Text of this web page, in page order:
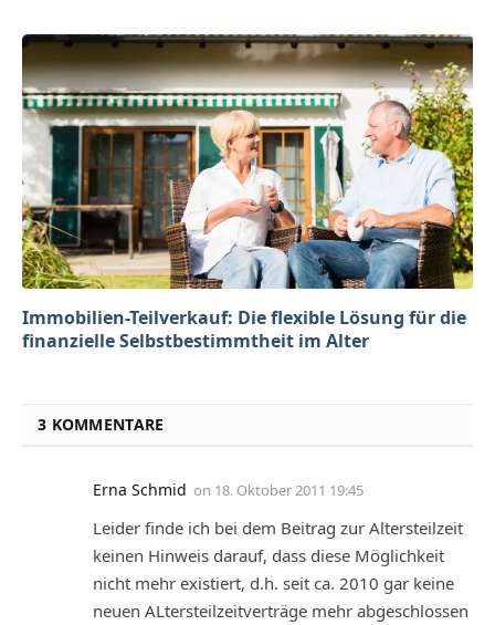
Immobilien-Teilverkauf: Die flexible Lösung für die
finanzielle Selbstbestimmtheit im Alter
3 KOMMENTARE
Erna Schmid on 18. Oktober 2011 19:45
Leider finde ich bei dem Beitrag zur Altersteilzeit
keinen Hinweis darauf, dass diese Möglichkeit
nicht mehr existiert, d.h. seit ca. 2010 gar keine
neuen ALtersteilzeitverträge mehr abgeschlossen